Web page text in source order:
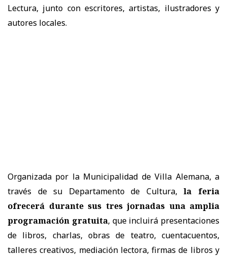
Lectura, junto con escritores, artistas, ilustradores y
autores locales.
Organizada por la Municipalidad de Villa Alemana, a
través de su Departamento de Cultura,
la feria
ofrecerá durante sus tres jornadas una amplia
programación gratuita, que incluirá presentaciones
de libros, charlas, obras de teatro, cuentacuentos,
talleres creativos, mediación lectora, firmas de libros y